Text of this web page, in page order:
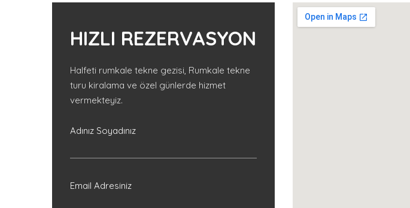
HIZLI REZERVASYON
Halfeti rumkale tekne gezisi, Rumkale tekne
turu kiralama ve özel günlerde hizmet
vermekteyiz.
Adınız Soyadınız
Email Adresiniz